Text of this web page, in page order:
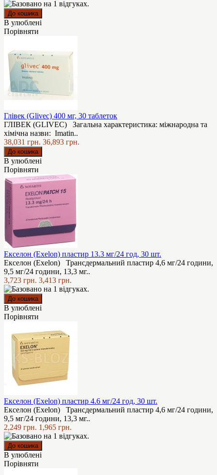
В улюблені
Порівняти
Глівек (Glivec) 400 мг, 30 таблеток
ГЛІВЕК (GLIVEC) Загальна характеристика: мiжнародна та
хiмiчна назви: Imatin..
38,031 грн. 36,893 грн.
В улюблені
Порівняти
Екселон (Exelon) пластир 13.3 мг/24 год, 30 шт.
Екселон (Exelon) Трансдермальний пластир 4,6 мг/24 години,
9,5 мг/24 години, 13,3 мг..
3,723 грн. 3,413 грн.
В улюблені
Порівняти
Екселон (Exelon) пластир 4.6 мг/24 год, 30 шт.
Екселон (Exelon) Трансдермальний пластир 4,6 мг/24 години,
9,5 мг/24 години, 13,3 мг..
2,249 грн. 1,965 грн.
В улюблені
Порівняти